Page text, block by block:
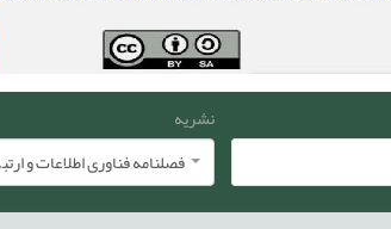
نشریه